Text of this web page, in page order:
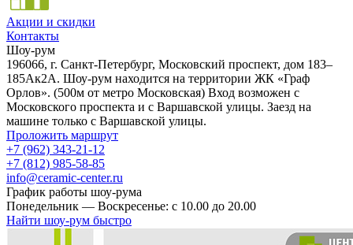
Акции и скидки
Контакты
Шоу-рум
196066, г. Санкт-Петербург, Московский проспект, дом 183–
185Ак2А. Шоу-рум находится на территории ЖК «Граф
Орлов». (500м от метро Московская) Вход возможен с
Московского проспекта и с Варшавской улицы. Заезд на
машине только с Варшавской улицы.
Проложить маршрут
+7 (962) 343-21-12
+7 (812) 985-58-85
info@ceramic-center.ru
График работы шоу-рума
Понедельник — Воскресенье: с 10.00 до 20.00
Найти шоу-рум быстро